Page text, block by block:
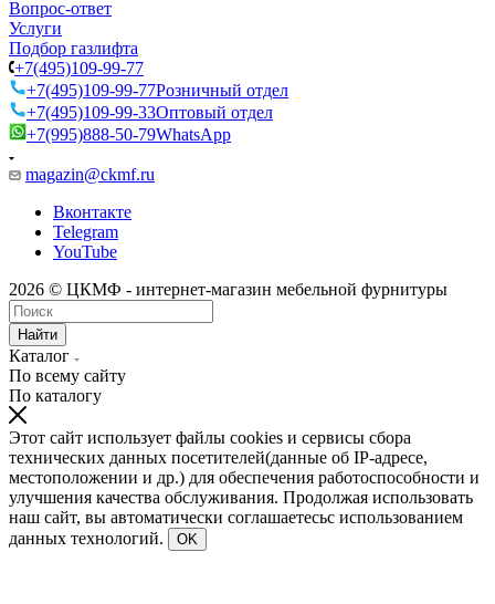
Вопрос-ответ
Услуги
Подбор газлифта
+7(495)109-99-77
+7(495)109-99-77Розничный отдел
+7(495)109-99-33Оптовый отдел
+7(995)888-50-79WhatsApp
magazin@ckmf.ru
Вконтакте
Telegram
YouTube
2026 © ЦКМФ - интернет-магазин мебельной фурнитуры
Найти
Каталог
По всему сайту
По каталогу
Этот сайт использует файлы cookies и сервисы сбора
технических данных посетителей(данные об IP-адресе,
местоположении и др.) для обеспечения работоспособности и
улучшения качества обслуживания. Продолжая использовать
наш сайт, вы автоматически соглашаетесьс использованием
данных технологий.
OK